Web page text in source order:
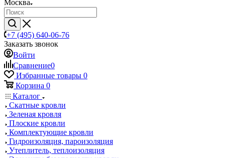
Москва
+7 (495) 640-06-76
Заказать звонок
Войти
Сравнение0
Избранные товары 0
Корзина 0
Каталог
Скатные кровли
Зеленая кровля
Плоские кровли
Комплектующие кровли
Гидроизоляция, пароизоляция
Утеплитель, теплоизоляция